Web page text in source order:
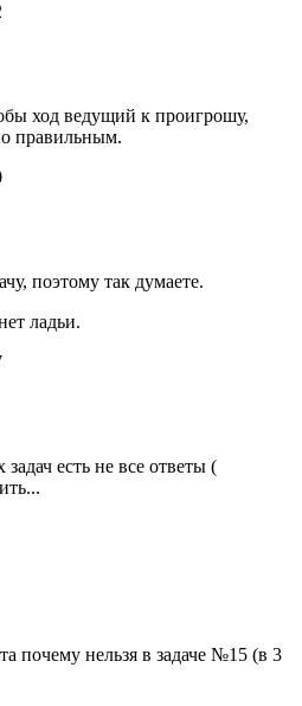
ход ведущий к проигрошу,
правильным.
поэтому так думаете.
ладьи.
есть не все ответы (
почему нельзя в задаче №15 (в 3